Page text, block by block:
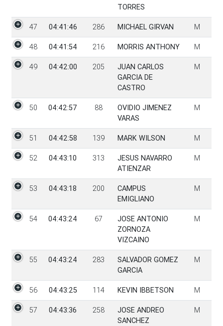
TORRES
47 04:41:46 286 MICHAEL GIRVAN M
48 04:41:54 216 MORRIS ANTHONY M
49 04:42:00 205
JUAN CARLOS
GARCIA DE
CASTRO
M
50 04:42:57 88
OVIDIO JIMENEZ
VARAS
M
51 04:42:58 139 MARK WILSON M
52 04:43:10 313
JESUS NAVARRO
ATIENZAR
M
53 04:43:18 200
CAMPUS
EMIGLIANO
M
54 04:43:24 67
JOSE ANTONIO
ZORNOZA
VIZCAINO
M
55 04:43:24 283
SALVADOR GOMEZ
GARCIA
M
56 04:43:25 114 KEVIN IBBETSON M
57 04:43:36 258
JOSE ANDREO
SANCHEZ
M